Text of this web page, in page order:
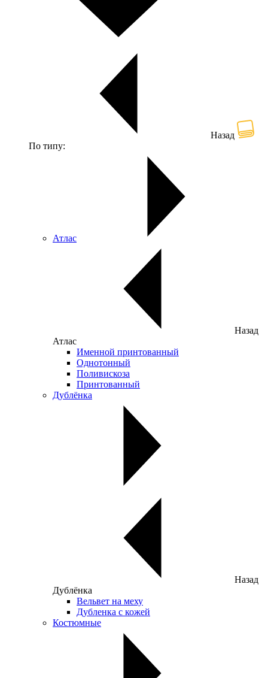
Назад
По типу:
Атлас
Назад
Атлас
Именной принтованный
Однотонный
Поливискоза
Принтованный
Дублёнка
Назад
Дублёнка
Вельвет на меху
Дубленка с кожей
Костюмные